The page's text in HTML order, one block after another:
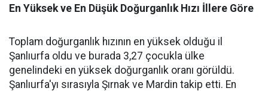
En Yüksek ve En Düşük Doğurganlık Hızı İllere Göre
Toplam doğurganlık hızının en yüksek olduğu il
Şanlıurfa oldu ve burada 3,27 çocukla ülke
genelindeki en yüksek doğurganlık oranı görüldü.
Şanlıurfa'yı sırasıyla Şırnak ve Mardin takip etti. En